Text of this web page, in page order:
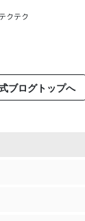
クテク
ブログトップへ